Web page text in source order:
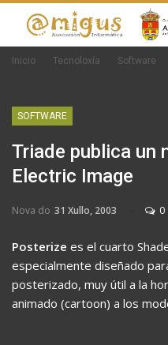
Inicio Tecnoloxía Software
SOFTWARE
Triade publica un
Electric Image
Nova do 31 Xullo, 2003 0
Posterize es el cuarto
especialmente diseñado
posterizado, muy útil a la
animado (cartoon) a los